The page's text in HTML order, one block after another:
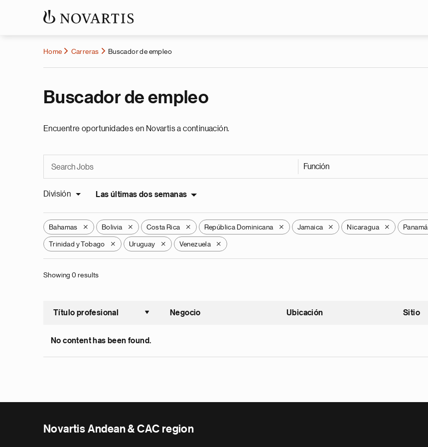
Home Carreras Buscador de empleo
Buscador de empleo
Encuentre oportunidades en Novartis a continuación.
Función
División Las últimas dos semanas
Bahamas X Bolivia X Costa Rica X República Dominicana X Jamaica X Nicaragua X Panamá
Trinidad y Tobago X Uruguay X Venezuela X
Showing 0 results
Título profesional
Ordenar ascendente
Negocio Ubicación Sitio
No content has been found.
Novartis Andean & CAC region